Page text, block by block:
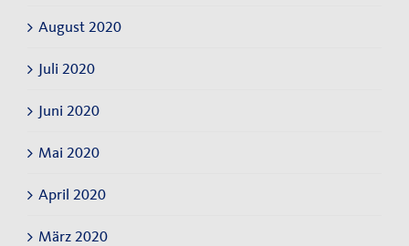
August 2020
Juli 2020
Juni 2020
Mai 2020
April 2020
März 2020